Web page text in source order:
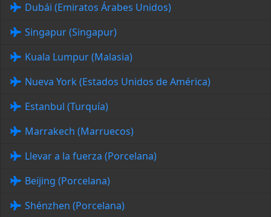
Dubái (Emiratos Árabes Unidos)
Singapur (Singapur)
Kuala Lumpur (Malasia)
Nueva York (Estados Unidos de América)
Estanbul (Turquía)
Marrakech (Marruecos)
Llevar a la fuerza (Porcelana)
Beijing (Porcelana)
Shénzhen (Porcelana)